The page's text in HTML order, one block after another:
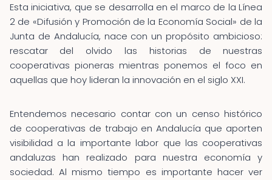
Esta iniciativa, que se desarrolla en el marco de la Línea
2 de «Difusión y Promoción de la Economía Social» de la
Junta de Andalucía, nace con un propósito ambicioso:
rescatar del olvido las historias de nuestras
cooperativas pioneras mientras ponemos el foco en
aquellas que hoy lideran la innovación en el siglo XXI.
Entendemos necesario contar con un censo histórico
de cooperativas de trabajo en Andalucía que aporten
visibilidad a la importante labor que las cooperativas
andaluzas han realizado para nuestra economía y
sociedad. Al mismo tiempo es importante hacer ver